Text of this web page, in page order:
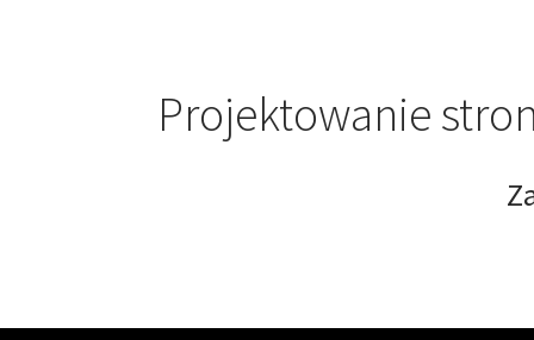
Projektowanie